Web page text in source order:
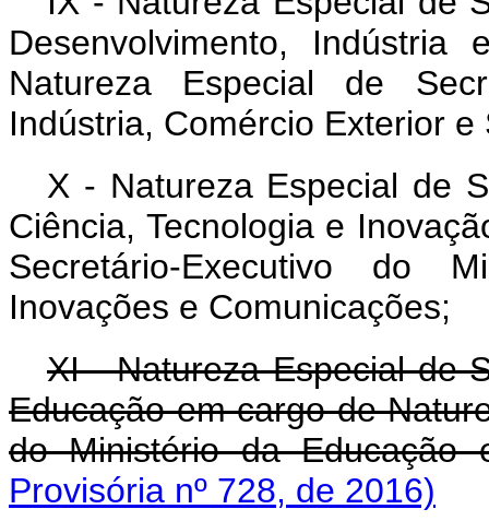
Desenvolvimento,
Natureza Especial de
Indústria, Comércio Exterior e
X - Natureza Especial de
Ciência, Tecnologia e
Secretário-Executivo do
Inovações e Comunicações;
XI - Natureza Especial de
Educação em cargo de
do Ministério da
Provisória nº 728, de 2016)